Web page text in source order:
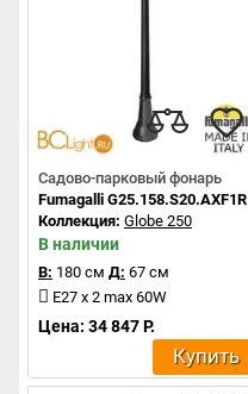
Садово-парковый фонарь
Fumagalli G25.158.S20.AXF1R
Коллекция: Globe 250
В наличии
В: 180 см Д: 67 см
E27 x 2 max 60W
Цена: 34 847 Р.
Купить